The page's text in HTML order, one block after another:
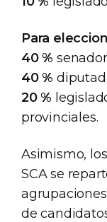
Para
40 %
40 %
20 %
provinciales.
Asimismo,
SCA se
de